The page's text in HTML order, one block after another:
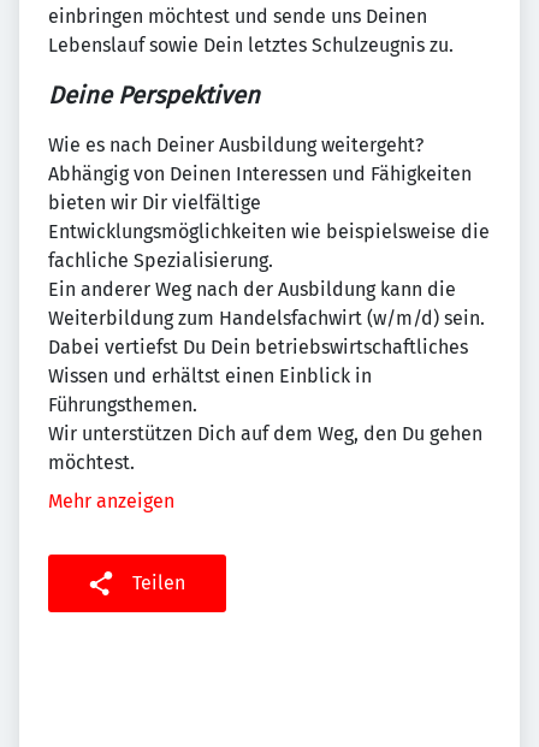
einbringen möchtest und sende uns Deinen
Lebenslauf sowie Dein letztes Schulzeugnis zu.
Deine Perspektiven
Wie es nach Deiner Ausbildung weitergeht?
Abhängig von Deinen Interessen und Fähigkeiten
bieten wir Dir vielfältige
Entwicklungsmöglichkeiten wie beispielsweise die
fachliche Spezialisierung.
Ein anderer Weg nach der Ausbildung kann die
Weiterbildung zum Handelsfachwirt (w/m/d) sein.
Dabei vertiefst Du Dein betriebswirtschaftliches
Wissen und erhältst einen Einblick in
Führungsthemen.
Wir unterstützen Dich auf dem Weg, den Du gehen
möchtest.
Mehr anzeigen
Teilen